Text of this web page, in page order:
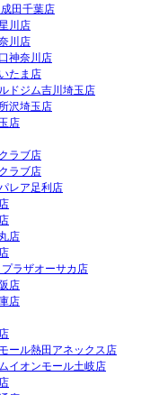
田千葉店
川店
川店
神奈川店
たま店
ドジム吉川埼玉店
沢埼玉店
店
ラブ店
ラブ店
レア足利店
店
ラザオーサカ店
店
店
ール熱田アネックス店
イオンモール土岐店